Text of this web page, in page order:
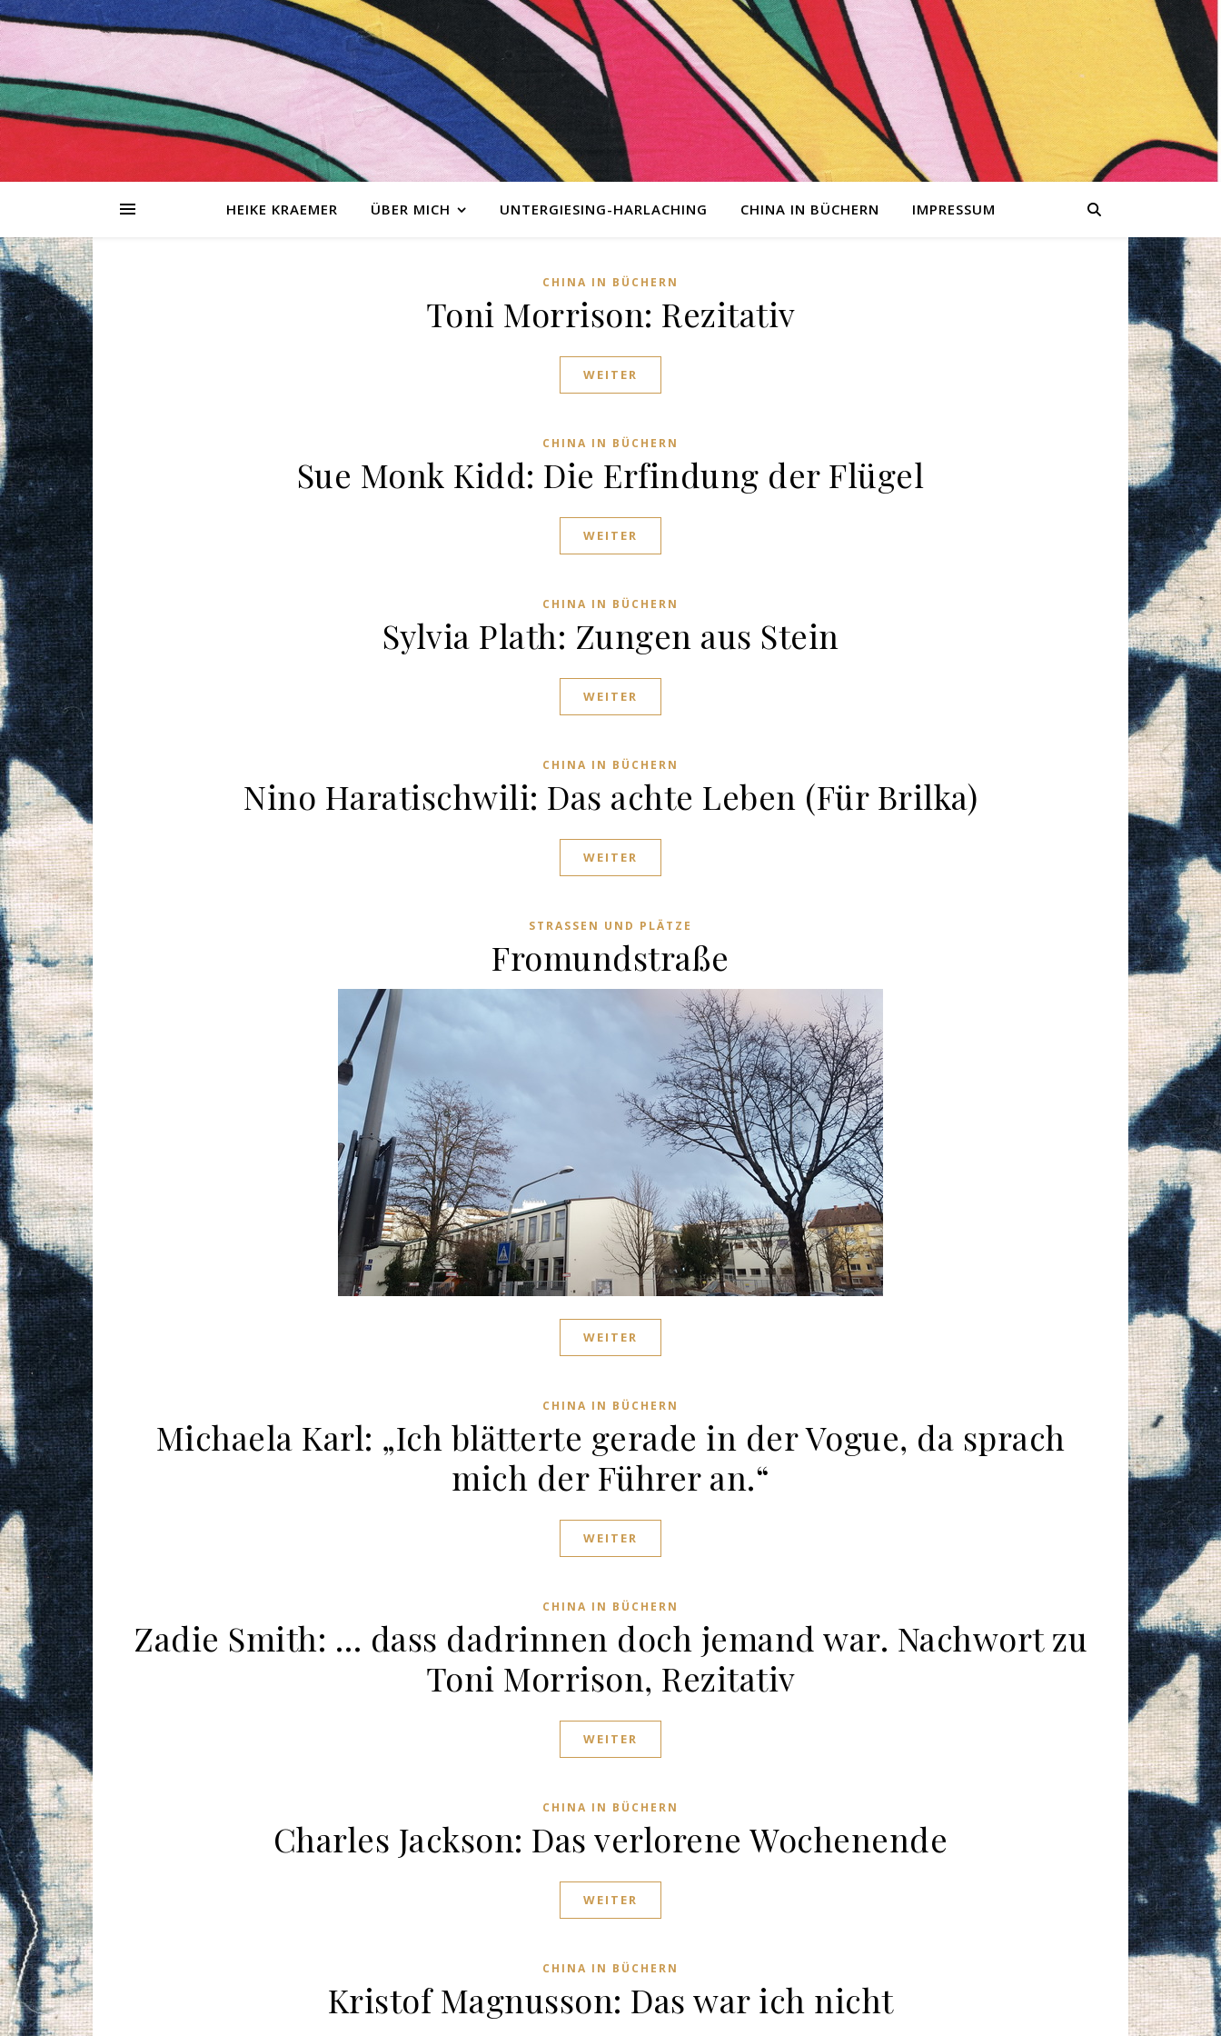
HEIKE KRAEMER ÜBER MICH UNTERGIESING-HARLACHING CHINA IN BÜCHERN IMPRESSUM
CHINA IN BÜCHERN
Toni Morrison: Rezitativ
WEITER
CHINA IN BÜCHERN
Sue Monk Kidd: Die Erfindung der Flügel
WEITER
CHINA IN BÜCHERN
Sylvia Plath: Zungen aus Stein
WEITER
CHINA IN BÜCHERN
Nino Haratischwili: Das achte Leben (Für Brilka)
WEITER
STRASSEN UND PLÄTZE
Fromundstraße
WEITER
CHINA IN BÜCHERN
Michaela Karl: „Ich blätterte gerade in der Vogue, da sprach
mich der Führer an.“
WEITER
CHINA IN BÜCHERN
Zadie Smith: … dass dadrinnen doch jemand war. Nachwort zu
Toni Morrison, Rezitativ
WEITER
CHINA IN BÜCHERN
Charles Jackson: Das verlorene Wochenende
WEITER
CHINA IN BÜCHERN
Kristof Magnusson: Das war ich nicht